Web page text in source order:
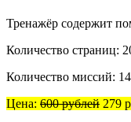
Тренажёр содержит
Количество страниц:
Количество миссий: 14
Цена: 600 рублей 279